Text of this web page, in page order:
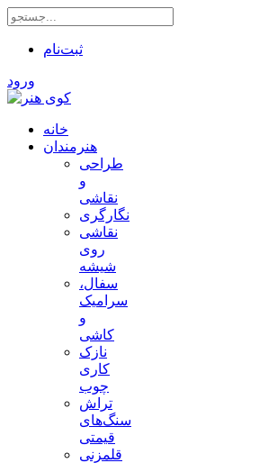
ثبت‌نام
ورود
خانه
هنرمندان
طراحی
و
نقاشی
نگارگری
نقاشی
روی
شیشه
سفال،
سرامیک
و
کاشی
نازک
کاری
چوب
تراش
سنگ‌های
قیمتی
قلمزنی